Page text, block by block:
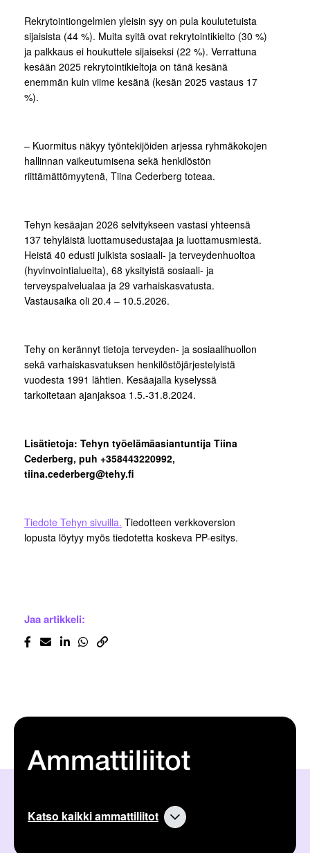
Rekrytointiongelmien yleisin syy on pula koulutetuista
sijaisista (44 %). Muita syitä ovat rekrytointikielto (30 %)
ja palkkaus ei houkuttele sijaiseksi (22 %). Verrattuna
kesään 2025 rekrytointikieltoja on tänä kesänä
enemmän kuin viime kesänä (kesän 2025 vastaus 17
%).
– Kuormitus näkyy työntekijöiden arjessa ryhmäkokojen
hallinnan vaikeutumisena sekä henkilöstön
riittämättömyytenä, Tiina Cederberg toteaa.
Tehyn kesäajan 2026 selvitykseen vastasi yhteensä
137 tehyläistä luottamusedustajaa ja luottamusmiestä.
Heistä 40 edusti julkista sosiaali- ja terveydenhuoltoa
(hyvinvointialueita), 68 yksityistä sosiaali- ja
terveyspalvelualaa ja 29 varhaiskasvatusta.
Vastausaika oli 20.4 – 10.5.2026.
Tehy on kerännyt tietoja terveyden- ja sosiaalihuollon
sekä varhaiskasvatuksen henkilöstöjärjestelyistä
vuodesta 1991 lähtien. Kesäajalla kyselyssä
tarkoitetaan ajanjaksoa 1.5.-31.8.2024.
Lisätietoja: Tehyn työelämäasiantuntija Tiina
Cederberg, puh +358443220992,
tiina.cederberg@tehy.fi
Tiedote Tehyn sivuilla. Tiedotteen verkkoversion
lopusta löytyy myös tiedotetta koskeva PP-esitys.
Jaa artikkeli:
Ammattiliitot
Katso kaikki ammattiliitot